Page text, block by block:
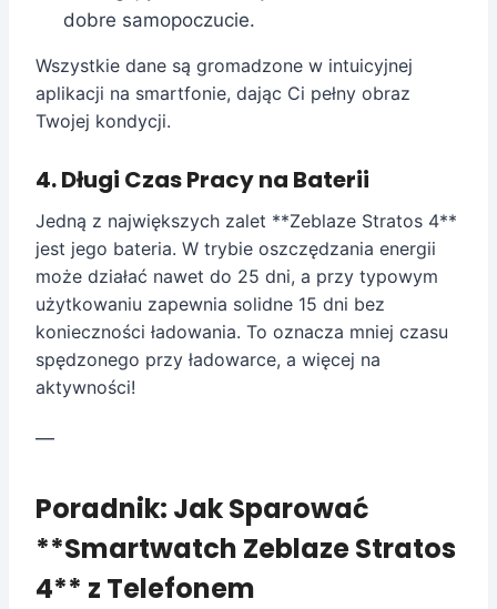
dobre samopoczucie.
Wszystkie dane są gromadzone w intuicyjnej
aplikacji na smartfonie, dając Ci pełny obraz
Twojej kondycji.
4. Długi Czas Pracy na Baterii
Jedną z największych zalet **Zeblaze Stratos 4**
jest jego bateria. W trybie oszczędzania energii
może działać nawet do 25 dni, a przy typowym
użytkowaniu zapewnia solidne 15 dni bez
konieczności ładowania. To oznacza mniej czasu
spędzonego przy ładowarce, a więcej na
aktywności!
—
Poradnik: Jak Sparować
**Smartwatch Zeblaze Stratos
4** z Telefonem